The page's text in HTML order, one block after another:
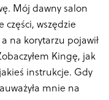
Mój dawny salon
części, wszędzie
na korytarzu pojawił
Kingę, jak
instrukcje. Gdy
mnie na